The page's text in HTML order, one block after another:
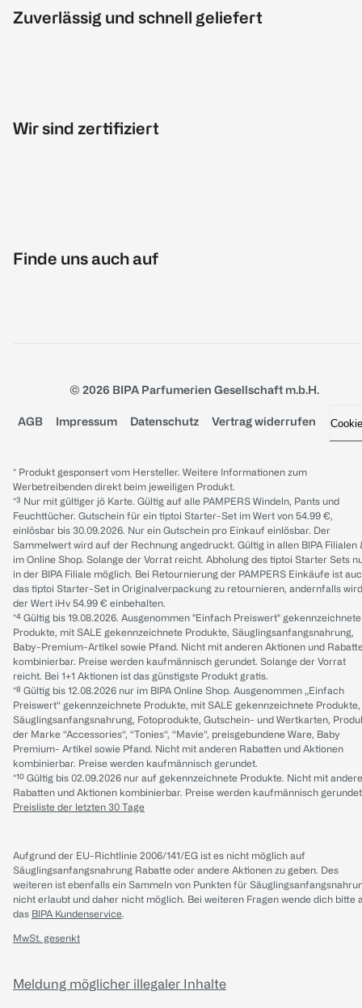
Zuverlässig und schnell geliefert
Wir sind zertifiziert
Finde uns auch auf
© 2026 BIPA Parfumerien Gesellschaft m.b.H.
AGB Impressum Datenschutz Vertrag widerrufen
* Produkt gesponsert vom Hersteller. Weitere Informationen zum
Werbetreibenden direkt beim jeweiligen Produkt.
*³ Nur mit gültiger jö Karte. Gültig auf alle PAMPERS Windeln, Pants und
Feuchttücher. Gutschein für ein tiptoi Starter-Set im Wert von 54.99 €,
einlösbar bis 30.09.2026. Nur ein Gutschein pro Einkauf einlösbar. Der
Sammelwert wird auf der Rechnung angedruckt. Gültig in allen BIPA Filialen
im Online Shop. Solange der Vorrat reicht. Abholung des tiptoi Starter Sets
in der BIPA Filiale möglich. Bei Retournierung der PAMPERS Einkäufe ist
das tiptoi Starter-Set in Originalverpackung zu retournieren, andernfalls wird
der Wert iHv 54.99 € einbehalten.
*⁴ Gültig bis 19.08.2026. Ausgenommen "Einfach Preiswert" gekennzeichnete
Produkte, mit SALE gekennzeichnete Produkte, Säuglingsanfangsnahrung,
Baby-Premium-Artikel sowie Pfand. Nicht mit anderen Aktionen und
kombinierbar. Preise werden kaufmännisch gerundet. Solange der Vorrat
reicht. Bei 1+1 Aktionen ist das günstigste Produkt gratis.
*⁸ Gültig bis 12.08.2026 nur im BIPA Online Shop. Ausgenommen „Einfach
Preiswert“ gekennzeichnete Produkte, mit SALE gekennzeichnete Produkte,
Säuglingsanfangsnahrung, Fotoprodukte, Gutschein- und Wertkarten,
der Marke “Accessories“, “Tonies“, “Mavie“, preisgebundene Ware, Baby
Premium- Artikel sowie Pfand. Nicht mit anderen Rabatten und Aktionen
kombinierbar. Preise werden kaufmännisch gerundet.
*¹⁰ Gültig bis 02.09.2026 nur auf gekennzeichnete Produkte. Nicht mit
Rabatten und Aktionen kombinierbar. Preise werden kaufmännisch
Preisliste der letzten 30 Tage
Aufgrund der EU-Richtlinie 2006/141/EG ist es nicht möglich auf
Säuglingsanfangsnahrung Rabatte oder andere Aktionen zu geben. Des
weiteren ist ebenfalls ein Sammeln von Punkten für
nicht erlaubt und daher nicht möglich. Bei weiteren Fragen wende dich bitte
das BIPA Kundenservice.
MwSt. gesenkt
Meldung möglicher illegaler Inhalte